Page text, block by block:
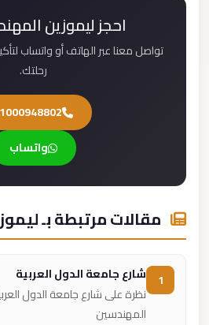
احجز ليموزين
تواصل معنا عبر الهاتف أو واتساب
رحلتك.
01000948802
واتساب
مقالات مرتبطة بـ
شارع جامعة الدول العربية
نظرة على شارع جامعة الدول
المهندسين